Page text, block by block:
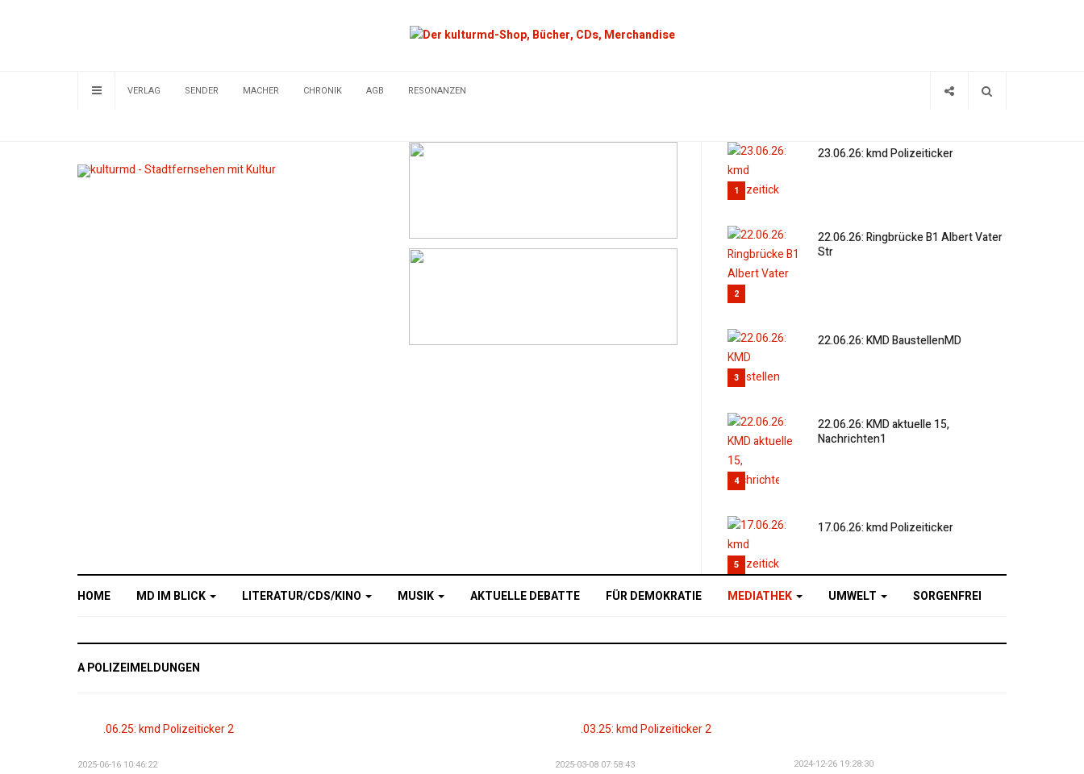
VERLAG SENDER MACHER CHRONIK AGB RESONANZEN
1
23.06.26: kmd Polizeiticker
2
22.06.26: Ringbrücke B1 Albert Vater
Str
3
22.06.26: KMD BaustellenMD
4
22.06.26: KMD aktuelle 15,
Nachrichten1
5
17.06.26: kmd Polizeiticker
HOME MD IM BLICK LITERATUR/CDS/KINO MUSIK AKTUELLE DEBATTE FÜR DEMOKRATIE MEDIATHEK UMWELT SORGENFREI
A POLIZEIMELDUNGEN
2025-06-16 10:46:22 2025-03-08 07:58:43 2024-12-26 19:28:30